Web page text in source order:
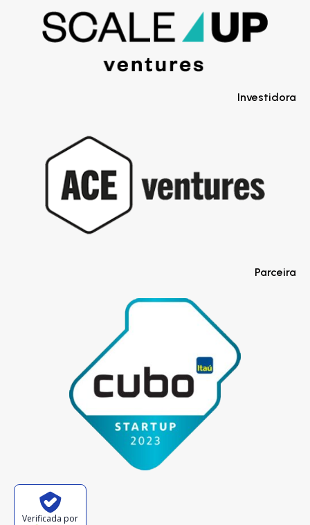
Investidora
Parceira
Verificada por